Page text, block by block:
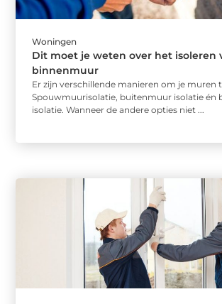
Woningen
Dit moet je weten over het isoleren
binnenmuur
Er zijn verschillende manieren om je muren
Spouwmuurisolatie, buitenmuur isolatie én
isolatie. Wanneer de andere opties niet ...